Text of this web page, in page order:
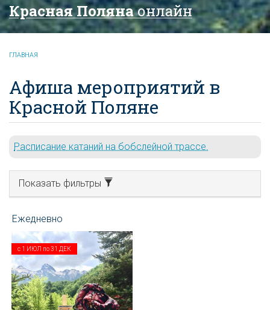
Красная Полянаонлайн
ГЛАВНАЯ
Афиша мероприятий в
Красной Поляне
Расписание катаний на бобслейной трассе.
Показать фильтры
с 1 ИЮЛ по31 ДЕК